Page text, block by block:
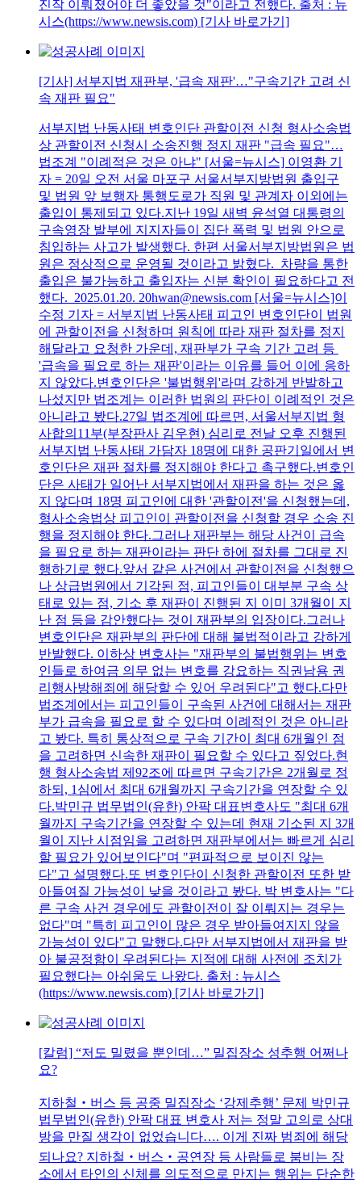
진작 이뤄졌어야 더 좋았을 것"이라고 전했다. 출처 : 뉴
시스(https://www.newsis.com) [기사 바로가기]
[기사] 서부지법 재판부, '급속 재판'…"구속기간 고려 신
속 재판 필요"
서부지법 난동사태 변호인단 관할이전 신청 형사소송법
상 관할이전 신청시 소송진행 정지 재판 "급속 필요"…
법조계 "이례적은 것은 아냐" [서울=뉴시스] 이영환 기
자 = 20일 오전 서울 마포구 서울서부지방법원 출입구
및 법원 앞 보행자 통행도로가 직원 및 관계자 이외에는
출입이 통제되고 있다.지난 19일 새벽 윤석열 대통령의
구속영장 발부에 지지자들이 집단 폭력 및 법원 안으로
침입하는 사고가 발생했다. 한편 서울서부지방법원은 법
원은 정상적으로 운영될 것이라고 밝혔다. 차량을 통한
출입은 불가능하고 출입자는 신분 확인이 필요하다고 전
했다. 2025.01.20. 20hwan@newsis.com [서울=뉴시스]이
수정 기자 = 서부지법 난동사태 피고인 변호인단이 법원
에 관할이전을 신청하며 원칙에 따라 재판 절차를 정지
해달라고 요청한 가운데, 재판부가 구속 기간 고려 등
'급속을 필요로 하는 재판'이라는 이유를 들어 이에 응하
지 않았다.변호인단은 '불법행위'라며 강하게 반발하고
나섰지만 법조계는 이러한 법원의 판단이 이례적인 것은
아니라고 봤다.27일 법조계에 따르면, 서울서부지법 형
사합의11부(부장판사 김우현) 심리로 전날 오후 진행된
서부지법 난동사태 가담자 18명에 대한 공판기일에서 변
호인단은 재판 절차를 정지해야 한다고 촉구했다.변호인
단은 사태가 일어난 서부지법에서 재판을 하는 것은 옳
지 않다며 18명 피고인에 대한 '관할이전'을 신청했는데,
형사소송법상 피고인이 관할이전을 신청할 경우 소송 진
행을 정지해야 한다.그러나 재판부는 해당 사건이 급속
을 필요로 하는 재판이라는 판단 하에 절차를 그대로 진
행하기로 했다.앞서 같은 사건에서 관할이전을 신청했으
나 상급법원에서 기각된 점, 피고인들이 대부분 구속 상
태로 있는 점, 기소 후 재판이 진행된 지 이미 3개월이 지
난 점 등을 감안했다는 것이 재판부의 입장이다.그러나
변호인단은 재판부의 판단에 대해 불법적이라고 강하게
반발했다. 이하상 변호사는 "재판부의 불법행위는 변호
인들로 하여금 의무 없는 변호를 강요하는 직권남용 권
리행사방해죄에 해당할 수 있어 우려된다"고 했다.다만
법조계에서는 피고인들이 구속된 사건에 대해서는 재판
부가 급속을 필요로 할 수 있다며 이례적인 것은 아니라
고 봤다. 특히 통상적으로 구속 기간이 최대 6개월인 점
을 고려하면 신속한 재판이 필요할 수 있다고 짚었다.현
행 형사소송법 제92조에 따르면 구속기간은 2개월로 정
하되, 1심에서 최대 6개월까지 구속기간을 연장할 수 있
다.박민규 법무법인(유한) 안팍 대표변호사도 "최대 6개
월까지 구속기간을 연장할 수 있는데 현재 기소된 지 3개
월이 지난 시점임을 고려하면 재판부에서는 빠르게 심리
할 필요가 있어보인다"며 "편파적으로 보이진 않는
다"고 설명했다.또 변호인단이 신청한 관할이전 또한 받
아들여질 가능성이 낮을 것이라고 봤다. 박 변호사는 "다
른 구속 사건 경우에도 관할이전이 잘 이뤄지는 경우는
없다"며 "특히 피고인이 많은 경우 받아들여지지 않을
가능성이 있다"고 말했다.다만 서부지법에서 재판을 받
아 불공정함이 우려된다는 지적에 대해 사전에 조치가
필요했다는 아쉬움도 나왔다. 출처 : 뉴시스
(https://www.newsis.com) [기사 바로가기]
[칼럼] “저도 밀렸을 뿐인데…” 밀집장소 성추행 어쩌나
요?
지하철‧버스 등 공중 밀집장소 ‘강제추행’ 문제 박민규
법무법인(유한) 안팍 대표 변호사 저는 정말 고의로 상대
방을 만질 생각이 없었습니다…. 이게 진짜 범죄에 해당
되나요? 지하철‧버스‧공연장 등 사람들로 붐비는 장
소에서 타인의 신체를 의도적으로 만지는 행위는 단순한